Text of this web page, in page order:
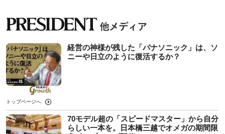
経営の神様が残した「パナソニック」は、ソ
ニーや日立のように復活するか？
トップページへ
70モデル超の「スピードマスター」から自分
らしい一本を。日本橋三越でオメガの期間限